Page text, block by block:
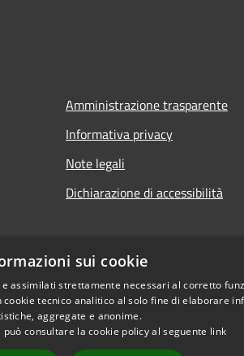
Amministrazione trasparente
Informativa privacy
Note legali
Dichiarazione di accessibilità
sui cookie
assimilati strettamente necessari al corretto
cookie tecnico analitico al solo fine di elaborare
aggregate e anonime.
consultare la cookie policy al seguente link